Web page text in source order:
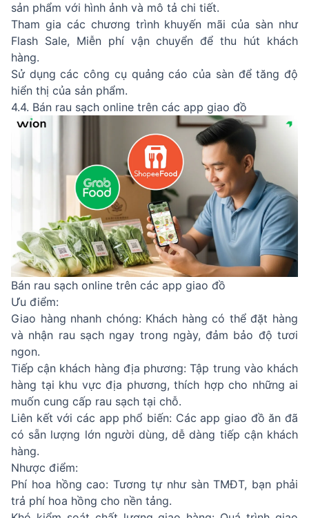
sản phẩm với hình ảnh và mô tả chi tiết.
Tham gia các chương trình khuyến mãi của sàn như
Flash Sale, Miễn phí vận chuyển để thu hút khách
hàng.
Sử dụng các công cụ quảng cáo của sàn để tăng độ
hiển thị của sản phẩm.
4.4. Bán rau sạch online trên các app giao đồ
Bán rau sạch online trên các app giao đồ
Ưu điểm:
Giao hàng nhanh chóng: Khách hàng có thể đặt hàng
và nhận rau sạch ngay trong ngày, đảm bảo độ tươi
ngon.
Tiếp cận khách hàng địa phương: Tập trung vào khách
hàng tại khu vực địa phương, thích hợp cho những ai
muốn cung cấp rau sạch tại chỗ.
Liên kết với các app phổ biến: Các app giao đồ ăn đã
có sẵn lượng lớn người dùng, dễ dàng tiếp cận khách
hàng.
Nhược điểm:
Phí hoa hồng cao: Tương tự như sàn TMĐT, bạn phải
trả phí hoa hồng cho nền tảng.